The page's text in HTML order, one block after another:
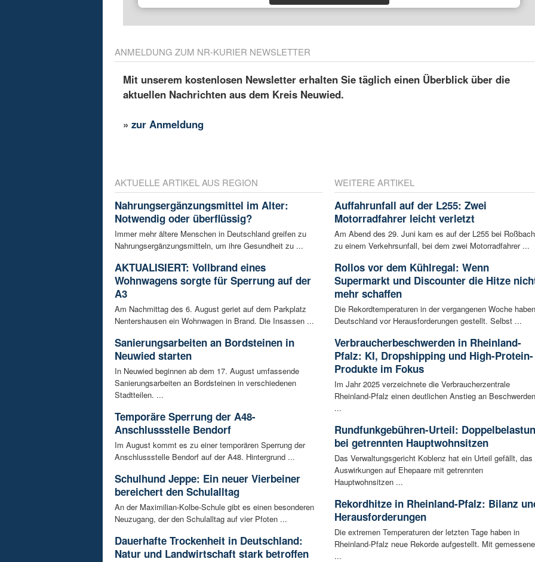
ANMELDUNG ZUM NR-KURIER NEWSLETTER
Mit unserem kostenlosen Newsletter erhalten Sie täglich einen Überblick über die
aktuellen Nachrichten aus dem Kreis Neuwied.
»zur Anmeldung
AKTUELLE ARTIKEL AUS REGION
Nahrungsergänzungsmittel im Alter:
Notwendig oder überflüssig?
Immer mehr ältere Menschen in Deutschland greifen zu
Nahrungsergänzungsmitteln, um ihre Gesundheit zu ...
AKTUALISIERT: Vollbrand eines
Wohnwagens sorgte für Sperrung auf der
A3
Am Nachmittag des 6. August geriet auf dem Parkplatz
Nentershausen ein Wohnwagen in Brand. Die Insassen ...
Sanierungsarbeiten an Bordsteinen in
Neuwied starten
In Neuwied beginnen ab dem 17. August umfassende
Sanierungsarbeiten an Bordsteinen in verschiedenen
Stadtteilen. ...
Temporäre Sperrung der A48-
Anschlussstelle Bendorf
Im August kommt es zu einer temporären Sperrung der
Anschlussstelle Bendorf auf der A48. Hintergrund ...
Schulhund Jeppe: Ein neuer Vierbeiner
bereichert den Schulalltag
An der Maximilian-Kolbe-Schule gibt es einen besonderen
Neuzugang, der den Schulalltag auf vier Pfoten ...
Dauerhafte Trockenheit in Deutschland:
Natur und Landwirtschaft stark betroffen
WEITERE ARTIKEL
Auffahrunfall auf der L255: Zwei
Motorradfahrer leicht verletzt
Am Abend des 29. Juni kam es auf der L255 bei Roßbach
zu einem Verkehrsunfall, bei dem zwei Motorradfahrer ...
Rollos vor dem Kühlregal: Wenn
Supermarkt und Discounter die Hitze
mehr schaffen
Die Rekordtemperaturen in der vergangenen Woche haben
Deutschland vor Herausforderungen gestellt. Selbst ...
Verbraucherbeschwerden in Rheinland-
Pfalz: KI, Dropshipping und High-Protein-
Produkte im Fokus
Im Jahr 2025 verzeichnete die Verbraucherzentrale
Rheinland-Pfalz einen deutlichen Anstieg an
...
Rundfunkgebühren-Urteil:
bei getrennten Hauptwohnsitzen
Das Verwaltungsgericht Koblenz hat ein Urteil gefällt, das
Auswirkungen auf Ehepaare mit getrennten
Hauptwohnsitzen ...
Rekordhitze in Rheinland-Pfalz: Bilanz
Herausforderungen
Die extremen Temperaturen der letzten Tage haben in
Rheinland-Pfalz neue Rekorde aufgestellt. Mit
...